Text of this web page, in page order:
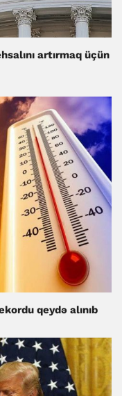
artırmaq üçün
qeydə alınıb